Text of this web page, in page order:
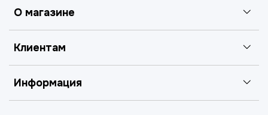
О магазине
Клиентам
Информация